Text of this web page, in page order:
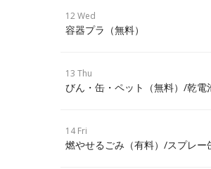
12 Wed
容器プラ（無料）
13 Thu
びん・缶・ペット（無料）/乾電
14 Fri
燃やせるごみ（有料）/スプレー